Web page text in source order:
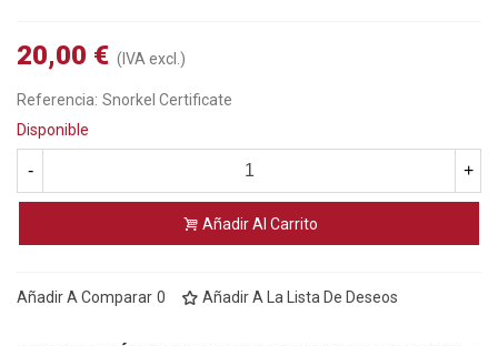
20,00 € (IVA excl.)
Referencia: Snorkel Certificate
Disponible
- +
Añadir Al Carrito
Añadir A Comparar 0 Añadir A La Lista De Deseos